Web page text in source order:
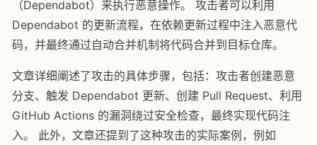
（Dependabot）来执行恶意操作。 攻击者可以利用
Dependabot 的更新流程，在依赖更新过程中注入恶意代
码，并最终通过自动合并机制将代码合并到目标仓库。
文章详细阐述了攻击的具体步骤，包括：攻击者创建恶意
分支、触发 Dependabot 更新、创建 Pull Request、利用
GitHub Actions 的漏洞绕过安全检查，最终实现代码注
入。 此外，文章还提到了这种攻击的实际案例，例如